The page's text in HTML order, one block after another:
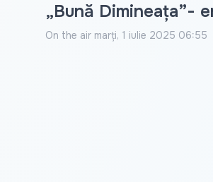
„Bună Dimineața”-
On the air marți, 1 iulie 2025 06:55